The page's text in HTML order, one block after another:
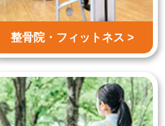
整骨院・ フィットネス >